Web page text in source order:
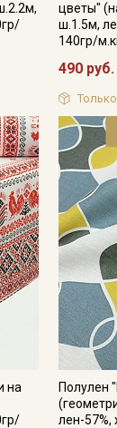
цветы"
ш.1.5м,
140гр/
490 руб.
на
Полулен
лен-57%,